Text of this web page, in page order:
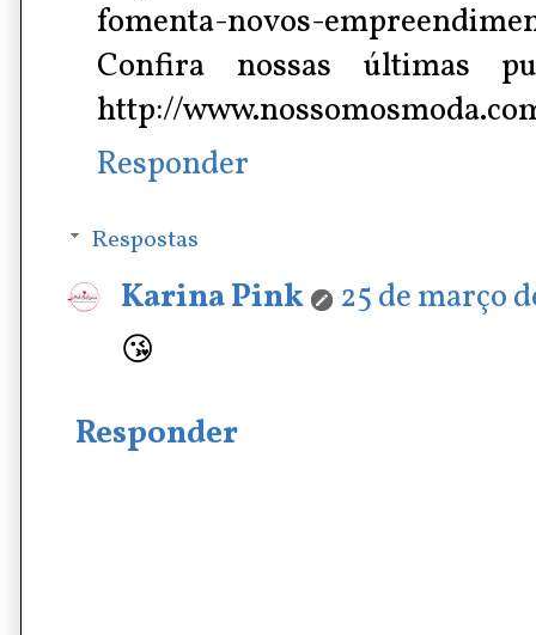
fomenta-novos-
Confira nossas últimas
http://
Responder
Respostas
Karina Pink
25 de março
😘
Responder